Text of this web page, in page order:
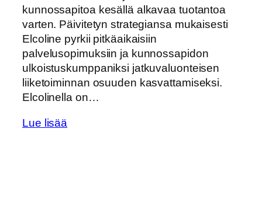
kunnossapitoa kesällä alkavaa tuotantoa
varten. Päivitetyn strategiansa mukaisesti
Elcoline pyrkii pitkäaikaisiin
palvelusopimuksiin ja kunnossapidon
ulkoistuskumppaniksi jatkuvaluonteisen
liiketoiminnan osuuden kasvattamiseksi.
Elcolinella on…
Lue lisää